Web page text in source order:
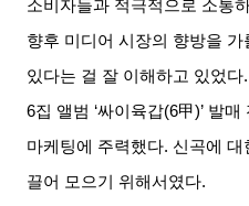
소비자들과 적극적으로 소통
향후 미디어 시장의 향방을
있다는 걸 잘 이해하고 있었다.
6집 앨범 ‘싸이육갑(6甲)’ 발매
마케팅에 주력했다. 신곡에 대
끌어 모으기 위해서였다.